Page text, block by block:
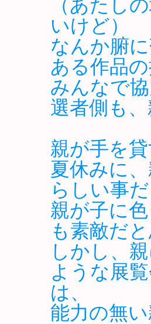
（あたし
いけど）
なんか腑
ある作品
みんなで
選者側も
親が手を
夏休みに
らしい事だ
親が子に
も素敵だ
しかし、
ような展
は、
能力の無